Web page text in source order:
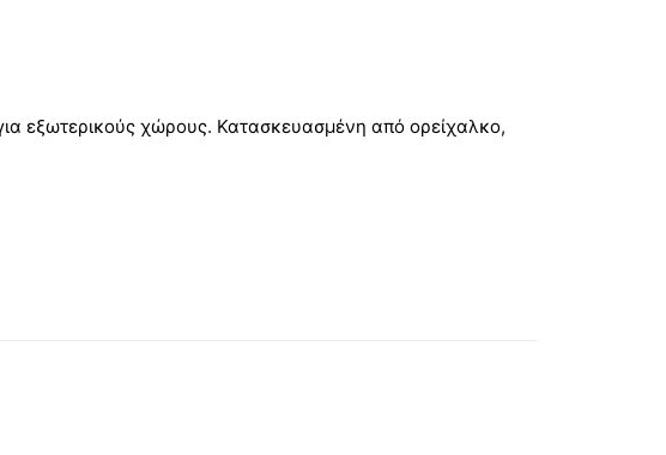
εξωτερικούς χώρους. Κατασκευασμένη από ορείχαλκο,